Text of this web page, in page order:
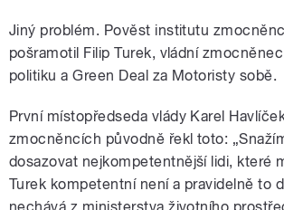
Jiný problém. Pověst institutu
pošramotil Filip Turek, vládní
politiku a Green Deal za Motoristy sobě.
První místopředseda vlády Karel
zmocněncích původně řekl toto:
dosazovat nejkompetentnější lidi, které
Turek kompetentní není a pravidelně to